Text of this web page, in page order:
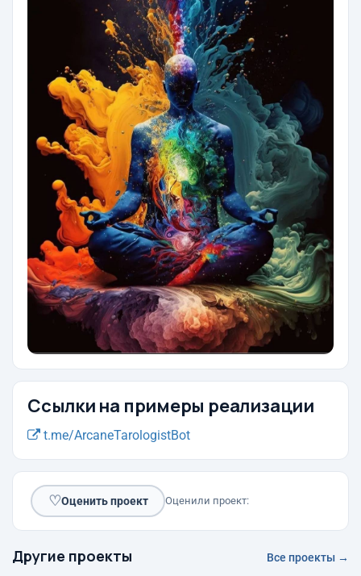
Ссылки на примеры реализации
t.me/ArcaneTarologistBot
♡Оценить проект Оценили проект:
Другие проекты Все проекты →